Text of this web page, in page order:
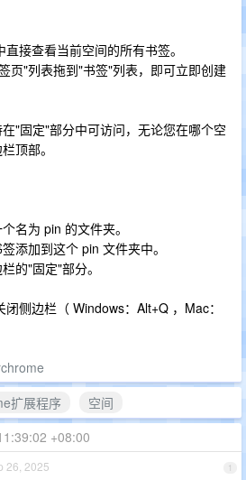
接查看当前空间的所有书签。
页"列表拖到"书签"列表，即可立即创建
"固定"部分中可访问，无论您在哪个空
顶部。
名为 pin 的文件夹。
添加到这个 pin 文件夹中。
的"固定"部分。
侧边栏（ Windows：Alt+Q ，Mac：
扩展程序
空间
+08:00
1
26, 2025